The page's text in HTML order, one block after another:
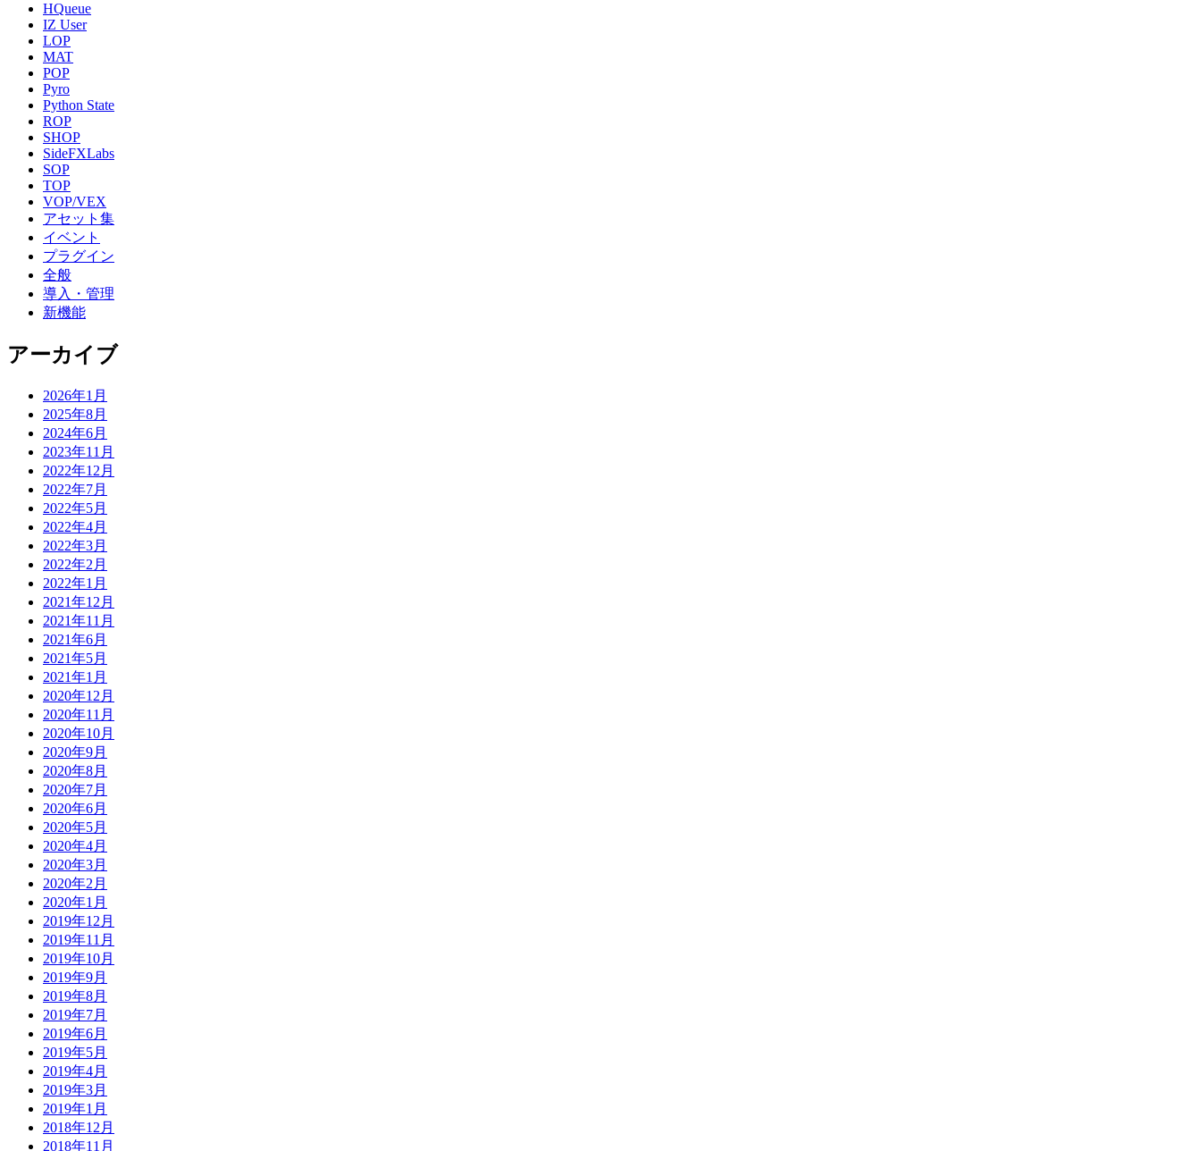
HQueue
IZ User
LOP
MAT
POP
Pyro
Python State
ROP
SHOP
SideFXLabs
SOP
TOP
VOP/VEX
アセット集
イベント
プラグイン
全般
導入・管理
新機能
アーカイブ
2026年1月
2025年8月
2024年6月
2023年11月
2022年12月
2022年7月
2022年5月
2022年4月
2022年3月
2022年2月
2022年1月
2021年12月
2021年11月
2021年6月
2021年5月
2021年1月
2020年12月
2020年11月
2020年10月
2020年9月
2020年8月
2020年7月
2020年6月
2020年5月
2020年4月
2020年3月
2020年2月
2020年1月
2019年12月
2019年11月
2019年10月
2019年9月
2019年8月
2019年7月
2019年6月
2019年5月
2019年4月
2019年3月
2019年1月
2018年12月
2018年11月